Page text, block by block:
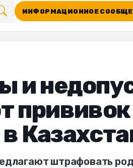
ИНФОРМАЦИОННОЕ
и
штрафовать